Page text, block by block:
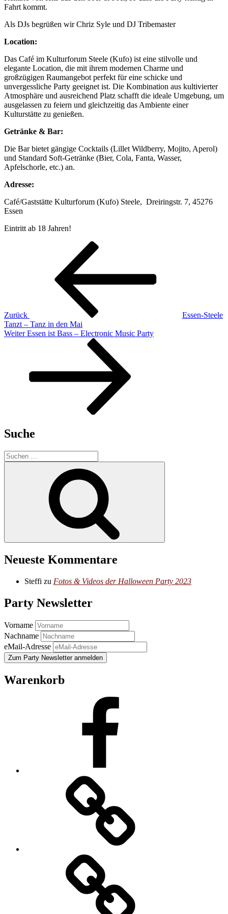
Fahrt kommt.
Als DJs begrüßen wir Chriz Syle und DJ Tribemaster
Location:
Das Café im Kulturforum Steele (Kufo) ist eine stilvolle und
elegante Location, die mit ihrem modernen Charme und
großzügigen Raumangebot perfekt für eine schicke und
unvergessliche Party geeignet ist. Die Kombination aus kultivierter
Atmosphäre und ausreichend Platz schafft die ideale Umgebung, um
ausgelassen zu feiern und gleichzeitig das Ambiente einer
Kulturstätte zu genießen.
Getränke & Bar:
Die Bar bietet gängige Cocktails (Lillet Wildberry, Mojito, Aperol)
und Standard Soft-Getränke (Bier, Cola, Fanta, Wasser,
Apfelschorle, etc.) an.
Adresse:
Café/Gaststätte Kulturforum (Kufo) Steele, Dreiringstr. 7, 45276
Essen
Eintritt ab 18 Jahren!
Beitragsnavigation
Zurück
Essen-Steele
Tanzt – Tanz in den Mai
Nächster
Weiter Essen ist Bass – Electronic Music Party
Suche
Suchen
nach:
Neueste Kommentare
Steffi zu Fotos & Videos der Halloween Party 2023
Party Newsletter
Vorname
Nachname
eMail-Adresse
Warenkorb